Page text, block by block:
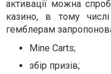
активації можна
казино, в тому
гемблерам
Mine Carts;
збір призів;